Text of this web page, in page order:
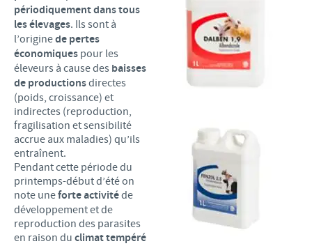
GROUPE CEVA
SYSTÈME D'ALERTE
Partenariats professionnels
Programmes terrain
Votre développement personnel
Espace étudiant
S'inscrire
périodiquement dans tous
les élevages. Ils sont à
l’originede pertes
économiques pour les
éleveurs à cause des baisses
de productionsdirectes
(poids, croissance) et
indirectes (reproduction,
fragilisation et sensibilité
accrue aux maladies) qu’ils
entraînent.
Pendant cette période du
printemps-début d’été on
note uneforte activitéde
développement et de
reproduction des parasites
en raison du climat tempéré